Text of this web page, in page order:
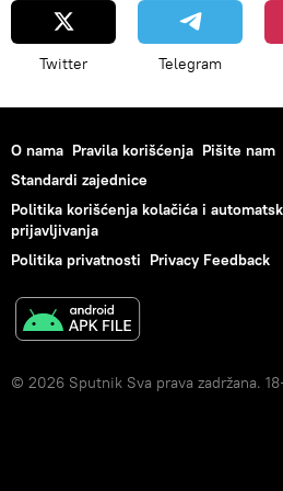
Twitter Telegram
O nama Pravila korišćenja Pišite nam
Standardi zajednice
Politika korišćenja kolačića i
prijavljivanja
Politika privatnosti Privacy Feedback
© 2026 Sputnik Sva prava zadržana.